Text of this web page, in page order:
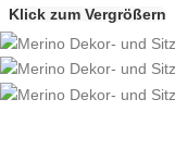
Klick zum Vergrößern